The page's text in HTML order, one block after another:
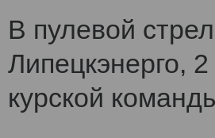
В пулевой
Липецкэнерго,
курской